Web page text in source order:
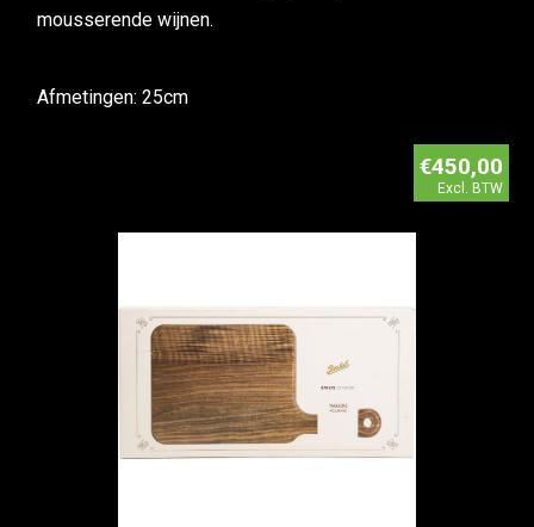
mousserende wijnen.
Afmetingen: 25cm
€450,00
Excl. BTW